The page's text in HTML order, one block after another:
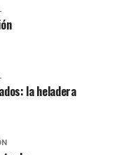
la heladera